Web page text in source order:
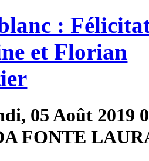
:
et Florian
05 Août 2019
FONTE